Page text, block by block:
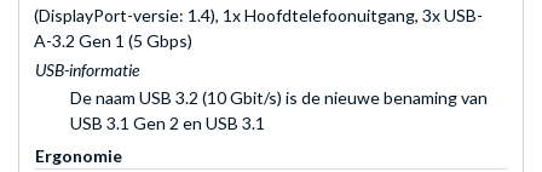
(DisplayPort-versie: 1.4), 1x Hoofdtelefoonuitgang, 3x USB-
A-3.2 Gen 1 (5 Gbps)
USB-informatie
De naam USB 3.2 (10 Gbit/s) is de nieuwe benaming van
USB 3.1 Gen 2 en USB 3.1
Ergonomie